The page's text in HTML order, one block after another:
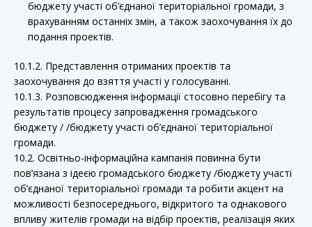
бюджету участі об’єднаної територіальної громади, з
врахуванням останніх змін, а також заохочування їх до
подання проектів.
10.1.2. Представлення отриманих проектів та
заохочування до взяття участі у голосуванні.
10.1.3. Розповсюдження інформації стосовно перебігу та
результатів процесу запровадження громадського
бюджету / /бюджету участі об’єднаної територіальної
громади.
10.2. Освітньо-інформаційна кампанія повинна бути
пов’язана з ідеєю громадського бюджету /бюджету участі
об’єднаної територіальної громади та робити акцент на
можливості безпосереднього, відкритого та однакового
впливу жителів громади на відбір проектів, реалізація яких